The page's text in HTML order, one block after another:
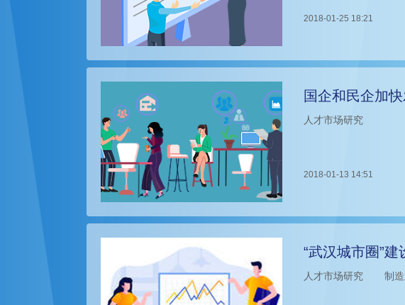
2018-01-25 18:21
国企和民企加
人才市场研究
2018-01-13 14:51
“武汉城市圈”
人才市场研究 制